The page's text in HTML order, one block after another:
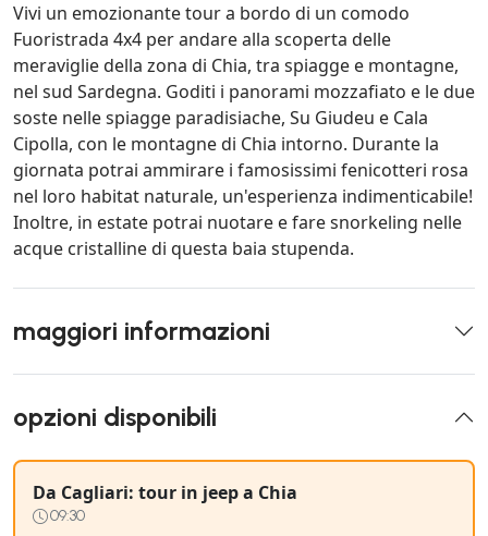
Vivi un emozionante tour a bordo di un comodo
Fuoristrada 4x4 per andare alla scoperta delle
meraviglie della zona di Chia, tra spiagge e montagne,
nel sud Sardegna. Goditi i panorami mozzafiato e le due
soste nelle spiagge paradisiache, Su Giudeu e Cala
Cipolla, con le montagne di Chia intorno. Durante la
giornata potrai ammirare i famosissimi fenicotteri rosa
nel loro habitat naturale, un'esperienza indimenticabile!
Inoltre, in estate potrai nuotare e fare snorkeling nelle
acque cristalline di questa baia stupenda.
maggiori informazioni
opzioni disponibili
Da Cagliari: tour in jeep a Chia
09:30